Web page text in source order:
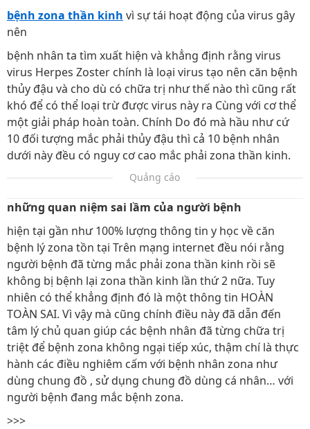
bệnh zona thần kinh vì sự tái hoạt động của virus gây
nên
bệnh nhân ta tìm xuất hiện và khẳng định rằng virus
virus Herpes Zoster chính là loại virus tạo nên căn bệnh
thủy đậu và cho dù có chữa trị như thế nào thì cũng rất
khó để có thể loại trừ được virus này ra Cùng với cơ thể
một giải pháp hoàn toàn. Chính Do đó mà hầu như cứ
10 đối tượng mắc phải thủy đậu thì cả 10 bệnh nhân
dưới này đều có nguy cơ cao mắc phải zona thần kinh.
Quảng cáo
những quan niệm sai lầm của người bệnh
hiện tại gần như 100% lượng thông tin y học về căn
bệnh lý zona tồn tại Trên mạng internet đều nói rằng
người bệnh đã từng mắc phải zona thần kinh rồi sẽ
không bị bệnh lại zona thần kinh lần thứ 2 nữa. Tuy
nhiên có thể khẳng định đó là một thông tin HOÀN
TOÀN SAI. Vì vậy mà cũng chính điều này đã dẫn đến
tâm lý chủ quan giúp các bệnh nhân đã từng chữa trị
triệt để bệnh zona không ngại tiếp xúc, thậm chí là thực
hành các điều nghiêm cấm với bệnh nhân zona như
dùng chung đồ , sử dụng chung đồ dùng cá nhân… với
người bệnh đang mắc bệnh zona.
>>>